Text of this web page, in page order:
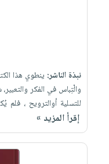
نبذة الناشر: ينطوي هذا
والْتِباس في الفكر
للتسلية أوالترويح ، فلم
إقرأ المزيد »